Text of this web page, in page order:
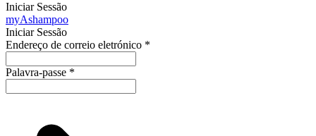
Iniciar Sessão
myAshampoo
Iniciar Sessão
Endereço de correio eletrónico *
Palavra-passe *